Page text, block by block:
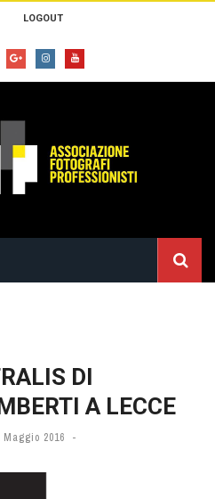
LOGOUT
DI
A LECCE
Maggio 2016